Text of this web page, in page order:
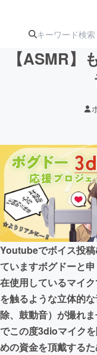
ジ
アート・
テクノ
映像・映
ビジネス
まちづく
CAMPFIRE
CAMPFIRE
【ASMR
Youtubeでボイス投
ていますボグドーと
在使用しているマイ
を触るような立体的
除、鼓動音）が撮れ
でこの度3dioマイク
めの資金を頂戴する